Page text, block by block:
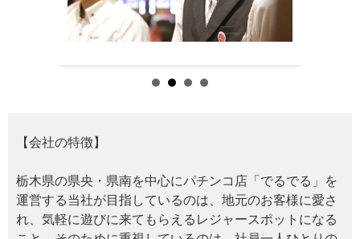
【会社の特徴】
栃木県の県央・県南を中心にパチンコ店「でるでる」を
運営する当社が目指しているのは、地元のお客様に愛さ
れ、気軽に遊びに来てもらえるレジャースポットになる